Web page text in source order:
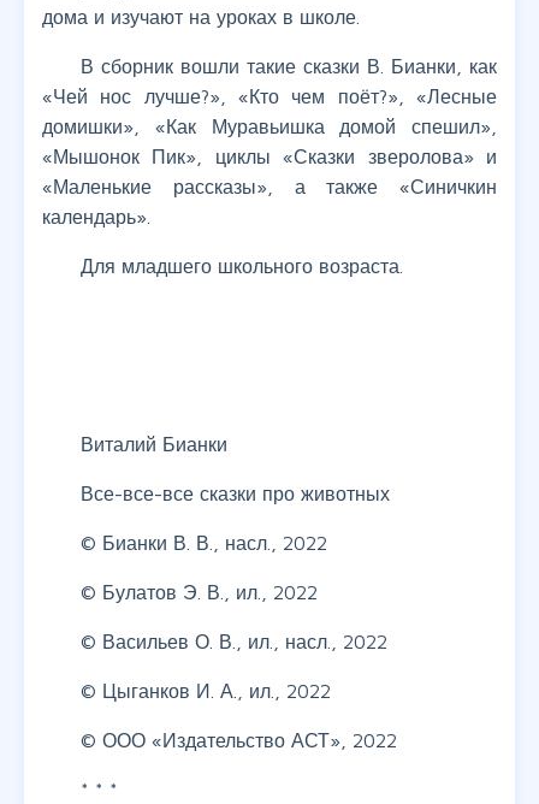
дома и изучают на уроках в школе.
В сборник вошли такие сказки В. Бианки, как
«Чей нос лучше?», «Кто чем поёт?», «Лесные
домишки», «Как Муравьишка домой спешил»,
«Мышонок Пик», циклы «Сказки зверолова» и
«Маленькие рассказы», а также «Синичкин
календарь».
Для младшего школьного возраста.
Виталий Бианки
Все-все-все сказки про животных
© Бианки В. В., насл., 2022
© Булатов Э. В., ил., 2022
© Васильев О. В., ил., насл., 2022
© Цыганков И. А., ил., 2022
© ООО «Издательство АСТ», 2022
* * *